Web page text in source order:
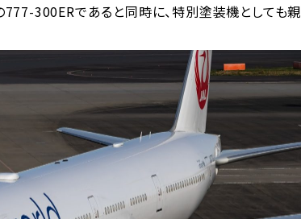
300ERであると同時に、特別塗装機としても親